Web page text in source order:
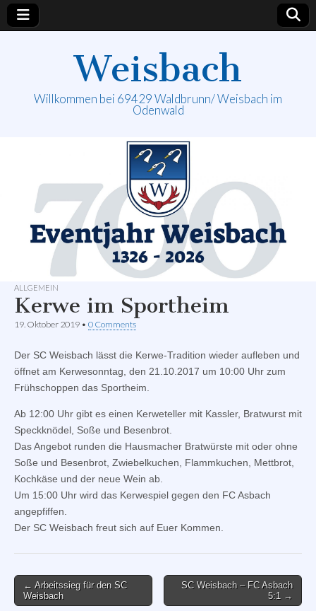
Weisbach
Willkommen bei 69429 Waldbrunn/ Weisbach im
Odenwald
ALLGEMEIN
Kerwe im Sportheim
19. Oktober 2019 • 0 Comments
Der SC Weisbach lässt die Kerwe-Tradition wieder aufleben und
öffnet am Kerwesonntag, den 21.10.2017 um 10:00 Uhr zum
Frühschoppen das Sportheim.
Ab 12:00 Uhr gibt es einen Kerweteller mit Kassler, Bratwurst mit
Speckknödel, Soße und Besenbrot.
Das Angebot runden die Hausmacher Bratwürste mit oder ohne
Soße und Besenbrot, Zwiebelkuchen, Flammkuchen, Mettbrot,
Kochkäse und der neue Wein ab.
Um 15:00 Uhr wird das Kerwespiel gegen den FC Asbach
angepfiffen.
Der SC Weisbach freut sich auf Euer Kommen.
Post
navigation
← Arbeitssieg für den SC
Weisbach
SC Weisbach – FC Asbach
5:1 →